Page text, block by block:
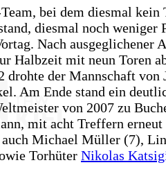
bei dem diesmal kein
diesmal noch weniger
Nach ausgeglichener
Halbzeit mit neun Toren
drohte der Mannschaft von
Am Ende stand ein
von 2007 zu
mit acht Treffern erneut
auch Michael Müller (7),
Torhüter Nikolas